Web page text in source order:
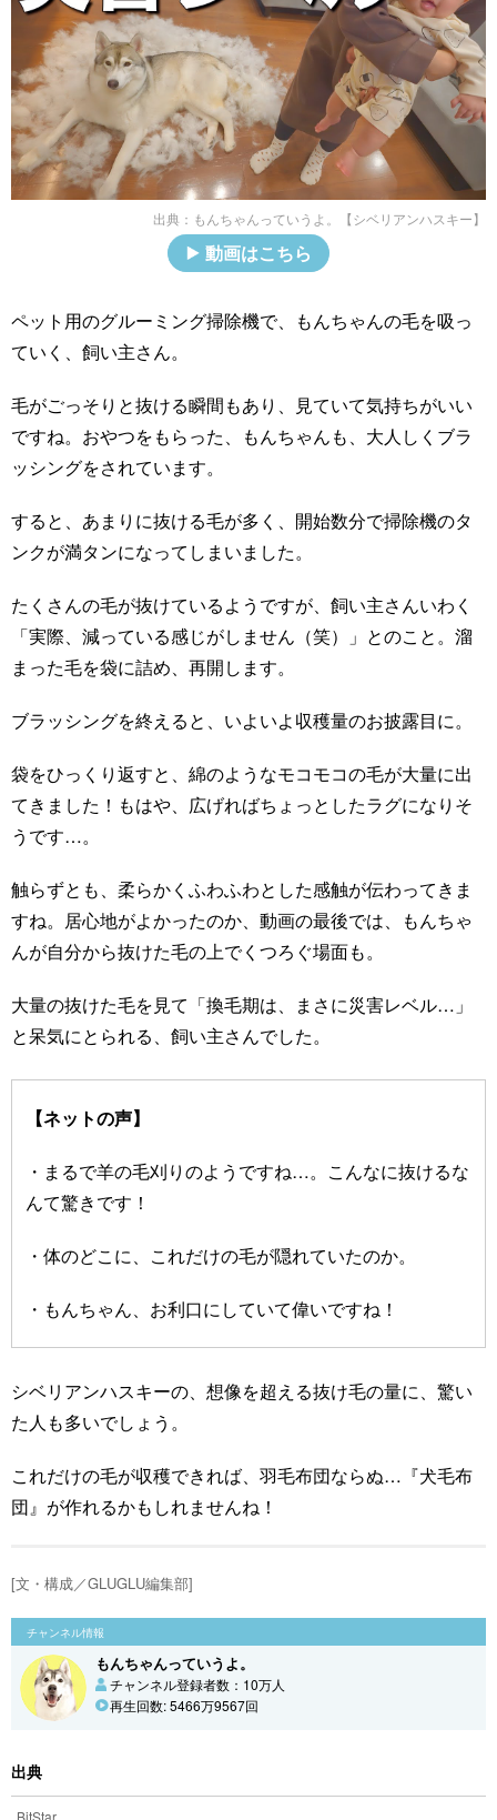
出典： もんちゃんっていうよ。【シベリアンハスキー】
動画はこちら
ペット用のグルーミング掃除機で、もんちゃんの毛を吸っ
ていく、飼い主さん。
毛がごっそりと抜ける瞬間もあり、見ていて気持ちがいい
ですね。おやつをもらった、もんちゃんも、大人しくブラ
ッシングをされています。
すると、あまりに抜ける毛が多く、開始数分で掃除機のタ
ンクが満タンになってしまいました。
たくさんの毛が抜けているようですが、飼い主さんいわく
「実際、減っている感じがしません（笑）」とのこと。溜
まった毛を袋に詰め、再開します。
ブラッシングを終えると、いよいよ収穫量のお披露目に。
袋をひっくり返すと、綿のようなモコモコの毛が大量に出
てきました！もはや、広げればちょっとしたラグになりそ
うです…。
触らずとも、柔らかくふわふわとした感触が伝わってきま
すね。居心地がよかったのか、動画の最後では、もんちゃ
んが自分から抜けた毛の上でくつろぐ場面も。
大量の抜けた毛を見て「換毛期は、まさに災害レベル…」
と呆気にとられる、飼い主さんでした。
【ネットの声】
・まるで羊の毛刈りのようですね…。こんなに抜けるな
んて驚きです！
・体のどこに、これだけの毛が隠れていたのか。
・もんちゃん、お利口にしていて偉いですね！
シベリアンハスキーの、想像を超える抜け毛の量に、驚い
た人も多いでしょう。
これだけの毛が収穫できれば、羽毛布団ならぬ…『犬毛布
団』が作れるかもしれませんね！
[文・構成／GLUGLU編集部]
チャンネル情報
もんちゃんっていうよ。
チャンネル登録者数：10万人
再生回数: 5466万9567回
出典
BitStar